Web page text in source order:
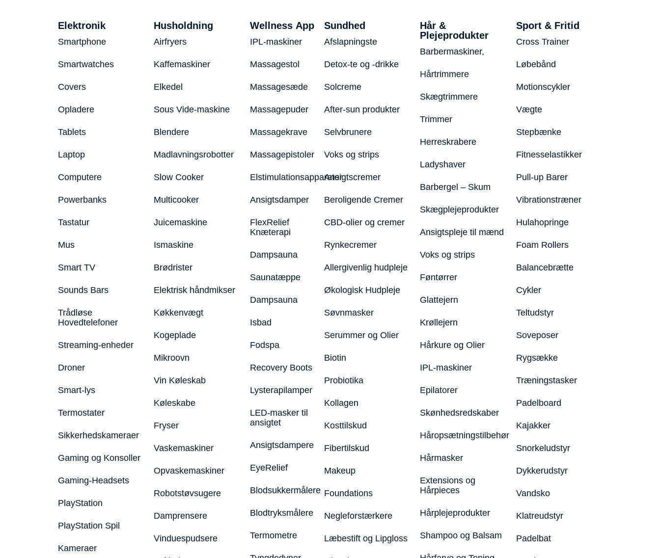
Elektronik
Smartphone
Smartwatches
Covers
Opladere
Tablets
Laptop
Computere
Powerbanks
Tastatur
Mus
Smart TV
Sounds Bars
Trådløse
Hovedtelefoner
Streaming-enheder
Droner
Smart-lys
Termostater
Sikkerhedskameraer
Gaming og Konsoller
Gaming-Headsets
PlayStation
PlayStation Spil
Kameraer
Husholdning
Airfryers
Kaffemaskiner
Elkedel
Sous Vide-maskine
Blendere
Madlavningsrobotter
Slow Cooker
Multicooker
Juicemaskine
Ismaskine
Brødrister
Elektrisk håndmikser
Køkkenvægt
Kogeplade
Mikroovn
Vin Køleskab
Køleskabe
Fryser
Vaskemaskiner
Opvaskemaskiner
Robotstøvsugere
Damprensere
Vinduespudsere
Wellness App
IPL-maskiner
Massagestol
Massagesæde
Massagepuder
Massagekrave
Massagepistoler
Elstimulationsapparater
Ansigtsdamper
FlexRelief
Knæterapi
Dampsauna
Saunatæppe
Dampsauna
Isbad
Fodspa
Recovery Boots
Lysterapilamper
LED-masker til
ansigtet
Ansigtsdampere
EyeRelief
Blodsukkermålere
Blodtryksmålere
Termometre
Sundhed
Afslapningste
Detox-te og -drikke
Solcreme
After-sun produkter
Selvbrunere
Voks og strips
Ansigtscremer
Beroligende Cremer
CBD-olier og cremer
Rynkecremer
Allergivenlig hudpleje
Økologisk Hudpleje
Søvnmasker
Serummer og Olier
Biotin
Probiotika
Kollagen
Kosttilskud
Fibertilskud
Makeup
Foundations
Negleforstærkere
Læbestift og Lipgloss
Hår &
Plejeprodukter
Barbermaskiner,
Hårtrimmere
Skægtrimmere
Trimmer
Herreskrabere
Ladyshaver
Barbergel – Skum
Skægplejeprodukter
Ansigtspleje til mænd
Voks og strips
Føntørrer
Glattejern
Krøllejern
Hårkure og Olier
IPL-maskiner
Epilatorer
Skønhedsredskaber
Håropsætningstilbehør
Hårmasker
Extensions og
Hårpieces
Hårplejeprodukter
Shampoo og Balsam
Sport & Fritid
Cross Trainer
Løbebånd
Motionscykler
Vægte
Stepbænke
Fitnesselastikker
Pull-up Barer
Vibrationstræner
Hulahopringe
Foam Rollers
Balancebrætte
Cykler
Teltudstyr
Soveposer
Rygsække
Træningstasker
Padelboard
Kajakker
Snorkeludstyr
Dykkerudstyr
Vandsko
Klatreudstyr
Padelbat